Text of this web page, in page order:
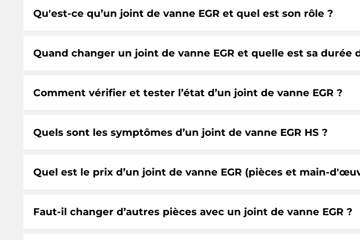
Qu'est-ce qu’un joint de vanne EGR et quel est son rôle ?
Quand changer un joint de vanne EGR et quelle est sa durée
Comment vérifier et tester l’état d’un joint de vanne EGR ?
Quels sont les symptômes d’un joint de vanne EGR HS ?
Quel est le prix d’un joint de vanne EGR (pièces et main-
Faut-il changer d’autres pièces avec un joint de vanne EGR ?